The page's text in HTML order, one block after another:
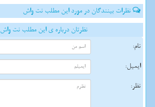
نظرات بینندگان در مورد این مطلب نت واش
نظرتان درباره ی این مطلب نت واش
نام:
ایمیل:
نظر: